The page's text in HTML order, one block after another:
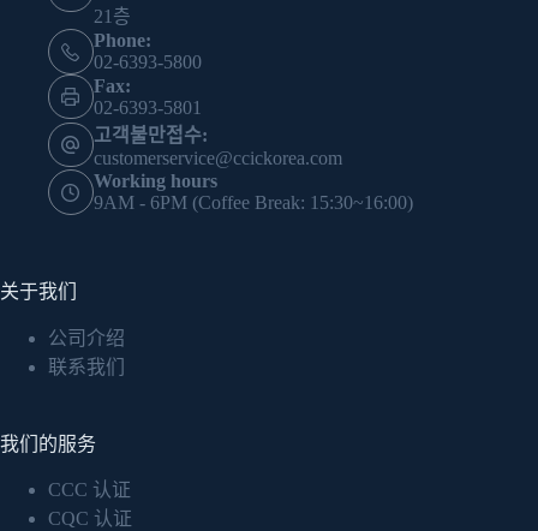
21층
Phone:
02-6393-5800
Fax:
02-6393-5801
고객불만접수:
customerservice@ccickorea.com
Working hours
9AM - 6PM (Coffee Break: 15:30~16:00)
关于我们
公司介绍
联系我们
我们的服务
CCC 认证
CQC 认证